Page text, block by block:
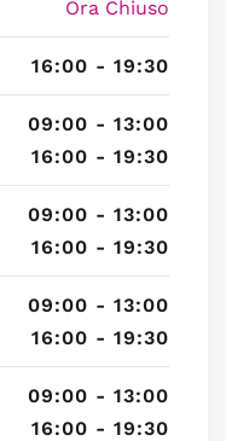
Ora Chiuso
16:00 - 19:30
09:00 - 13:00
16:00 - 19:30
09:00 - 13:00
16:00 - 19:30
09:00 - 13:00
16:00 - 19:30
09:00 - 13:00
16:00 - 19:30